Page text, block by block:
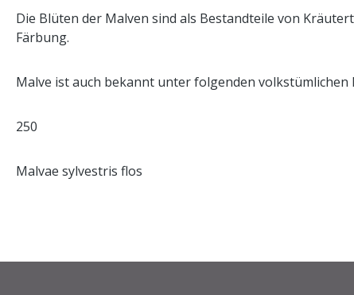
Die Blüten der Malven sind als Bestandteile von
Färbung.
Malve ist auch bekannt unter folgenden volkstümlichen
250
Malvae sylvestris flos